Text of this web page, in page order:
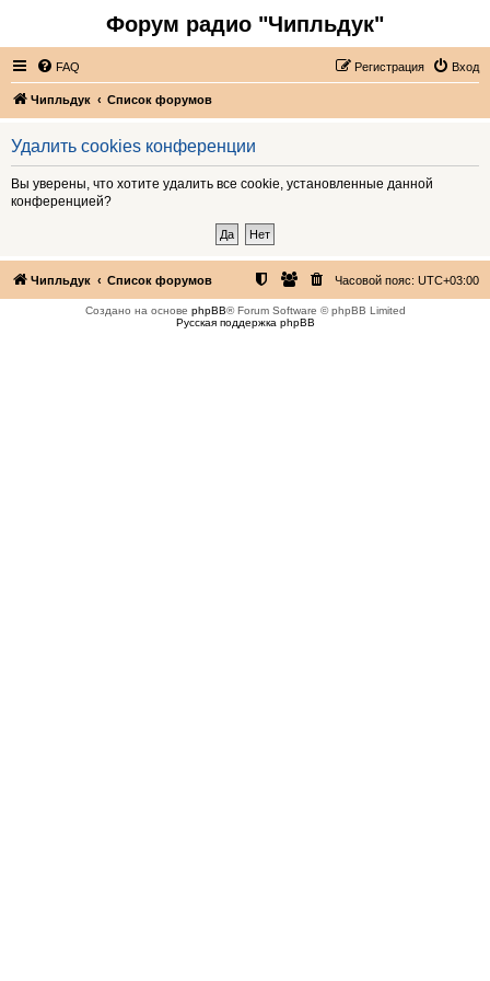
Форум радио "Чипльдук"
FAQ Вход
Регистрация
Чипльдук Список форумов
Удалить cookies конференции
Вы уверены, что хотите удалить все cookie, установленные данной
конференцией?
Чипльдук Список форумов Часовой пояс: UTC+03:00
Создано на основе phpBB® Forum Software © phpBB Limited
Русская поддержка phpBB